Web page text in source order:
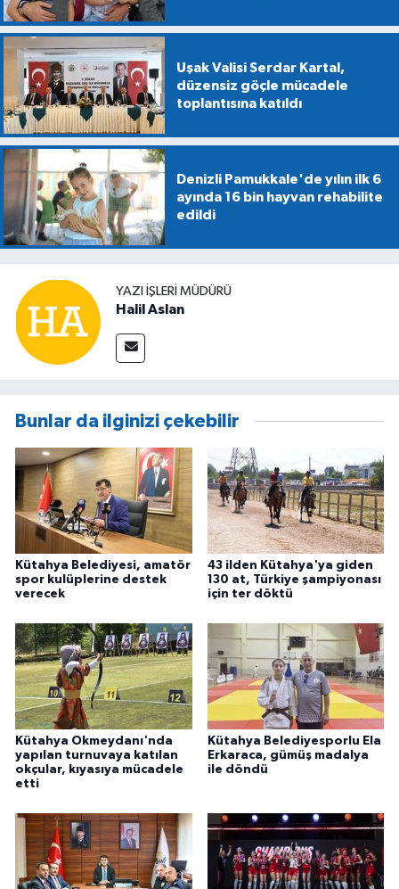
Uşak Valisi Serdar Kartal,
düzensiz göçle mücadele
toplantısına katıldı
Denizli Pamukkale'de yılın ilk 6
ayında 16 bin hayvan rehabilite
edildi
YAZI İŞLERİ MÜDÜRÜ
Halil Aslan
Bunlar da ilginizi çekebilir
Kütahya Belediyesi, amatör
spor kulüplerine destek
verecek
43 ilden Kütahya'ya giden
130 at, Türkiye şampiyonası
için ter döktü
Kütahya Okmeydanı'nda
yapılan turnuvaya katılan
okçular, kıyasıya mücadele
etti
Kütahya Belediyesporlu Ela
Erkaraca, gümüş madalya
ile döndü